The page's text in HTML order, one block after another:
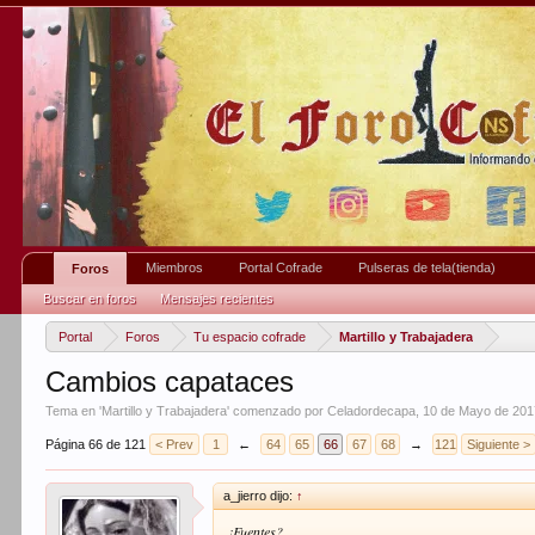
Portal Foros Tu espacio cofrade Martillo y Trabajadera
Cambios capataces
Tema en 'Martillo y Trabajadera' comenzado porCeladordecapa 10 de Mayo de
Página 66 de 121 < Prev 1 ← 64 65 66 67 68 → 121 Siguiente >
a_jierro dijo: ↑
Foros
Buscar en foros Mensajes recientes
Miembros Portal Cofrade Pulseras de tela(tienda)